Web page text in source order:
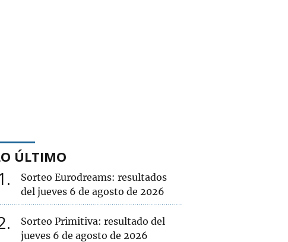
ÚLTIMO
Sorteo Eurodreams: resultados
del jueves 6 de agosto de 2026
Sorteo Primitiva: resultado del
jueves 6 de agosto de 2026